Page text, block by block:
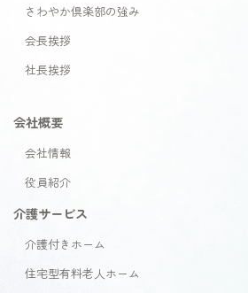
さわやか倶楽部の強み
会長挨拶
社長挨拶
会社概要
会社情報
役員紹介
介護サービス
介護付きホーム
住宅型有料老人ホーム